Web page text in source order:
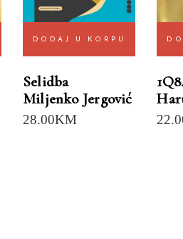
DODAJ U KORPU
Selidba
Miljenko Jergović
28.00KM